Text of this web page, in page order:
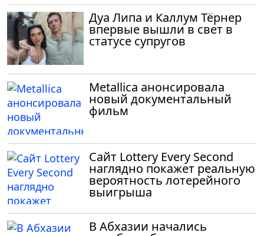
Дуа Липа и Каллум Тёрнер
впервые вышли в свет в
статусе супругов
Metallica анонсировала
новый документальный
фильм
Сайт Lottery Every Second
наглядно покажет реальную
вероятность лотерейного
выигрыша
В Абхазии начались